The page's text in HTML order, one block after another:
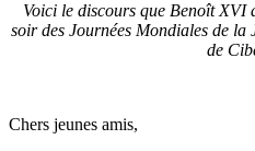
Voici le discours que Benoît XVI
soir des Journées Mondiales de la
de
Chers jeunes amis,